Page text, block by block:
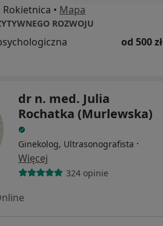
• Mapa
ROZWOJU
od 500 zł
dr n. med. Julia
Rochatka (Murlewska)
Ginekolog, Ultrasonografista ·
Więcej
324 opinie